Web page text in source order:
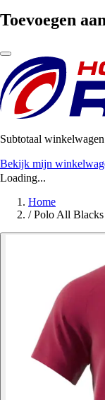
Toevoegen
Subtotaal winkelwagen
Bekijk mijn
Loading...
Home
/ Polo All